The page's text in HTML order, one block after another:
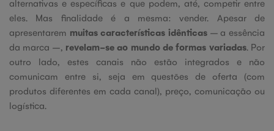
alternativas e específicas e que podem, até, competir entre
eles. Mas finalidade é a mesma: vender. Apesar de
apresentarem muitas características idênticas – a essência
da marca –, revelam-se ao mundo de formas variadas. Por
outro lado, estes canais não estão integrados e não
comunicam entre si, seja em questões de oferta (com
produtos diferentes em cada canal), preço, comunicação ou
logística.